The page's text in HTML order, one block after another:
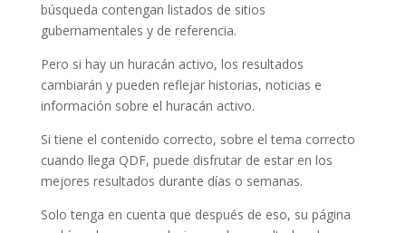
búsqueda contengan listados de sitios
gubernamentales y de referencia.
Pero si hay un huracán activo, los resultados
cambiarán y pueden reflejar historias, noticias e
información sobre el huracán activo.
Si tiene el contenido correcto, sobre el tema correcto
cuando llega QDF, puede disfrutar de estar en los
mejores resultados durante días o semanas.
Solo tenga en cuenta que después de eso, su página